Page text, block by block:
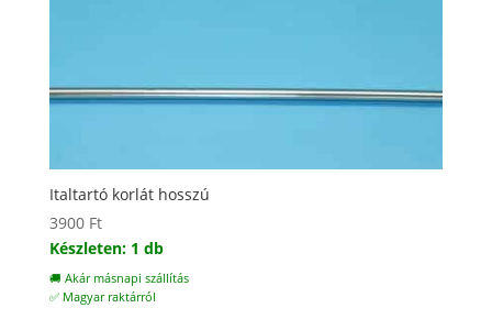
Italtartó korlát hosszú
3900 Ft
Készleten: 1 db
🚚 Akár másnapi szállítás
✅ Magyar raktárról